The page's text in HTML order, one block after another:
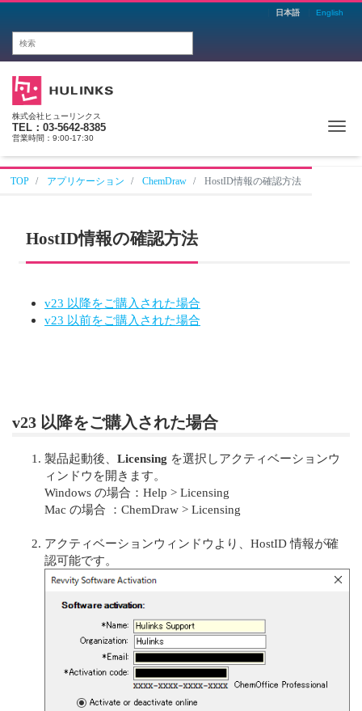
日本語 English
株式会社ヒューリンクス
TEL：03-5642-8385
営業時間：9:00-17:30
TOP アプリケーション ChemDraw HostID情報の確認方法
HostID情報の確認方法
v23 以降をご購入された場合
v23 以前をご購入された場合
v23 以降をご購入された場合
製品起動後、 Licensing を選択しアクティベーションウ
ィンドウを開きます。
Windows の場合：Help > Licensing
Mac の場合 ：ChemDraw > Licensing
アクティベーションウィンドウより、HostID 情報が確
認可能です。